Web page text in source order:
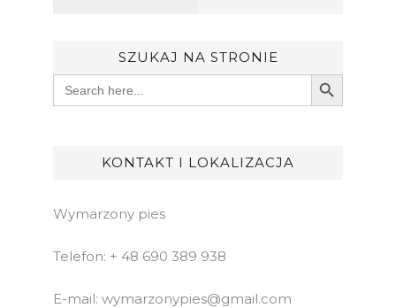
SZUKAJ NA STRONIE
Search
for:
Search Button
KONTAKT I LOKALIZACJA
Wymarzony pies
Telefon: + 48 690 389 938
E-mail: wymarzonypies@gmail.com